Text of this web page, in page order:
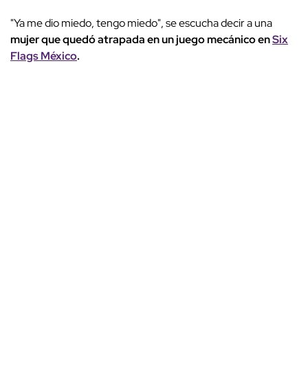
"Ya me dio miedo, tengo miedo", se escucha decir a una
mujer que quedó atrapada en un juego mecánico enSix
Flags México.